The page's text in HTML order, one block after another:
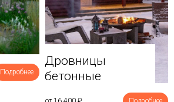
Подробнее
Дровницы
бетонные